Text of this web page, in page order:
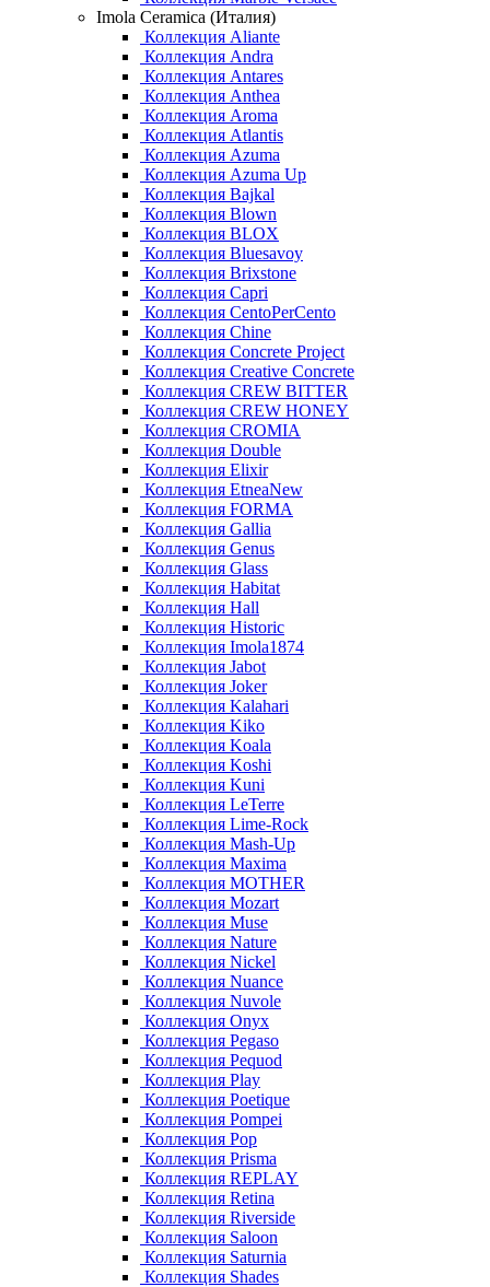
Imola Ceramica (Италия)
Коллекция Aliante
Коллекция Andra
Коллекция Antares
Коллекция Anthea
Коллекция Aroma
Коллекция Atlantis
Коллекция Azuma
Коллекция Azuma Up
Коллекция Bajkal
Коллекция Blown
Коллекция BLOX
Коллекция Bluesavoy
Коллекция Brixstone
Коллекция Capri
Коллекция CentoPerCento
Коллекция Chine
Коллекция Concrete Project
Коллекция Creative Concrete
Коллекция CREW BITTER
Коллекция CREW HONEY
Коллекция CROMIA
Коллекция Double
Коллекция Elixir
Коллекция EtneaNew
Коллекция FORMA
Коллекция Gallia
Коллекция Genus
Коллекция Glass
Коллекция Habitat
Коллекция Hall
Коллекция Historic
Коллекция Imola1874
Коллекция Jabot
Коллекция Joker
Коллекция Kalahari
Коллекция Kiko
Коллекция Koala
Коллекция Koshi
Коллекция Kuni
Коллекция LeTerre
Коллекция Lime-Rock
Коллекция Mash-Up
Коллекция Maxima
Коллекция MOTHER
Коллекция Mozart
Коллекция Muse
Коллекция Nature
Коллекция Nickel
Коллекция Nuance
Коллекция Nuvole
Коллекция Onyx
Коллекция Pegaso
Коллекция Pequod
Коллекция Play
Коллекция Poetique
Коллекция Pompei
Коллекция Pop
Коллекция Prisma
Коллекция REPLAY
Коллекция Retina
Коллекция Riverside
Коллекция Saloon
Коллекция Saturnia
Коллекция Shades